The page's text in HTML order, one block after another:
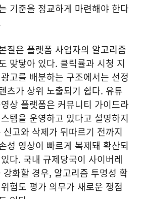
기준을 정교하게 마련해야 한다
질은 플랫폼 사업자의 알고리즘
맞닿아 있다. 클릭률과 시청 지
고를 배분하는 구조에서는 선정
츠가 상위 노출되기 쉽다. 유튜
상 플랫폼은 커뮤니티 가이드라
템을 운영하고 있다고 설명하지
고와 삭제가 뒤따르기 전까지
성 영상이 빠르게 복제돼 확산되
다. 국내 규제당국이 사이버레
화할 경우, 알고리즘 투명성 확
험도 평가 의무가 새로운 쟁점